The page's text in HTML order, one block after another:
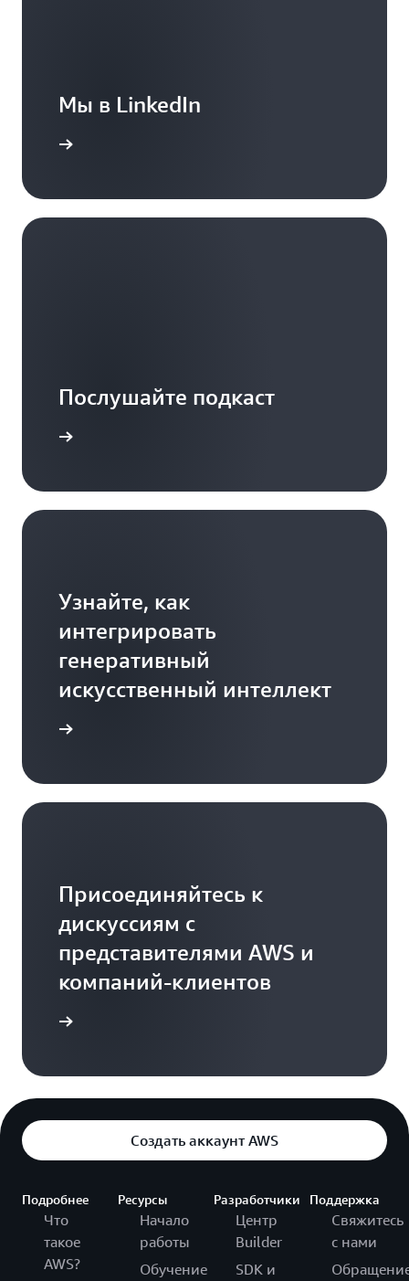
Мы в LinkedIn
Послушайте подкаст
Узнайте, как
интегрировать
генеративный
искусственный интеллект
Присоединяйтесь к
дискуссиям с
представителями AWS и
компаний-клиентов
Создать аккаунт AWS
Подробнее
Что
такое
AWS?
Ресурсы
Начало
работы
Обучение
Разработчики
Центр
Builder
SDK и
Поддержка
Свяжитесь
с нами